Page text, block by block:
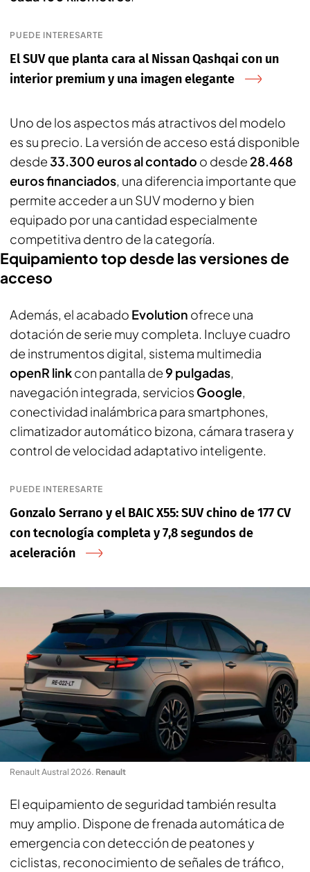
PUEDE INTERESARTE
El SUV que planta cara al Nissan Qashqai con un
interior premium y una imagen elegante
Uno de los aspectos más atractivos del modelo
es su precio. La versión de acceso está disponible
desde33.300 euros al contado o desde 28.468
euros financiados, una diferencia importante que
permite acceder a un SUV moderno y bien
equipado por una cantidad especialmente
competitiva dentro de la categoría.
Equipamiento top desde las versiones de
acceso
Además, el acabado Evolution ofrece una
dotación de serie muy completa. Incluye cuadro
de instrumentos digital, sistema multimedia
openR linkcon pantalla de9 pulgadas,
navegación integrada, servicios Google,
conectividad inalámbrica para smartphones,
climatizador automático bizona, cámara trasera y
control de velocidad adaptativo inteligente.
PUEDE INTERESARTE
Gonzalo Serrano y el BAIC X55: SUV chino de 177 CV
con tecnología completa y 7,8 segundos de
aceleración
Renault Austral 2026. Renault
El equipamiento de seguridad también resulta
muy amplio. Dispone de frenada automática de
emergencia con detección de peatones y
ciclistas, reconocimiento de señales de tráfico,